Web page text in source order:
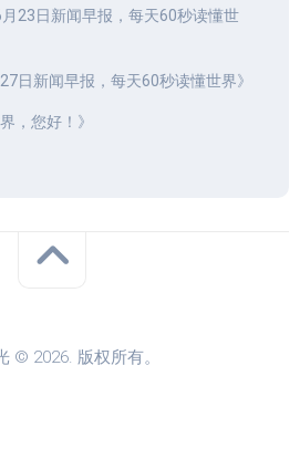
23日新闻早报，每天60秒读懂世
日新闻早报，每天60秒读懂世界》
，您好！ 》
© 2026. 版权所有。